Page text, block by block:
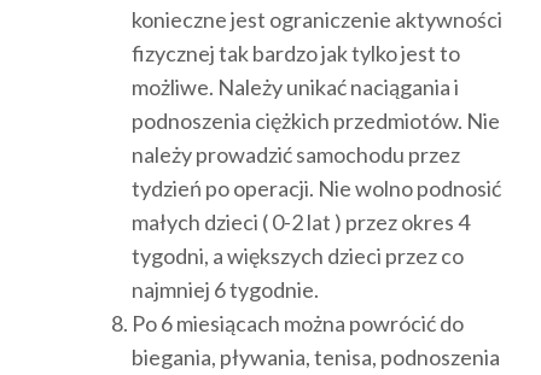
konieczne jest ograniczenie aktywności
fizycznej tak bardzo jak tylko jest to
możliwe. Należy unikać naciągania i
podnoszenia ciężkich przedmiotów. Nie
należy prowadzić samochodu przez
tydzień po operacji. Nie wolno podnosić
małych dzieci ( 0-2 lat ) przez okres 4
tygodni, a większych dzieci przez co
najmniej 6 tygodnie.
Po 6 miesiącach można powrócić do
biegania, pływania, tenisa, podnoszenia